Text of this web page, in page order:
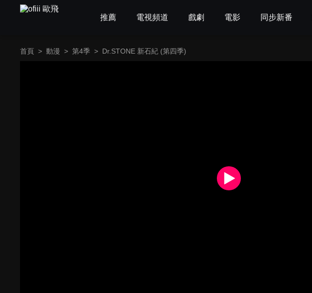
推薦 電視頻道 戲劇 電影 同步新番
首頁 > 動漫 > 第4季 > Dr.STONE 新石紀 (第四季)